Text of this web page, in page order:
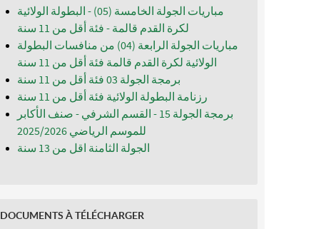
مباريات الجولة الخامسة (05) - البطولة الولائية
لكرة القدم قالمة - فئة أقل من 11 سنة
مباريات الجولة الرابعة (04) من منافسات البطولة
الولائية لكرة القدم قالمة فئة أقل من 11 سنة
برمجة الجولة 03 فئة أقل من 11 سنة
رزنامة البطولة الولائية فئة أقل من 11 سنة
برمجة الجولة 15 - القسم الشرفي - صنف الأكابر
للموسم الرياضي 2025/2026
الجولة الثامنة اقل من 13 سنة
DOCUMENTS À TÉLÉCHARGER